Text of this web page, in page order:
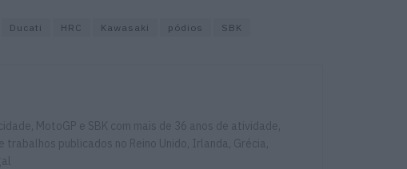
Ducati HRC Kawasaki pódios SBK
MotoGP e SBK com mais de 36 anos de atividade,
trabalhos publicados no Reino Unido, Irlanda, Grécia,